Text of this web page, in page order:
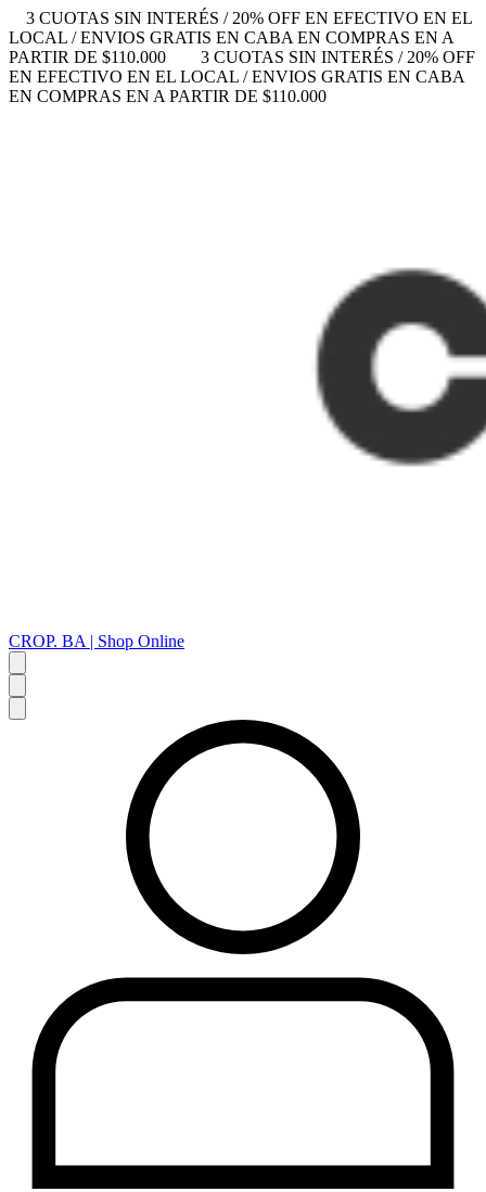
3 CUOTAS SIN INTERÉS / 20% OFF EN EFECTIVO EN EL
LOCAL / ENVIOS GRATIS EN CABA EN COMPRAS EN A
PARTIR DE $110.000
3 CUOTAS SIN INTERÉS / 20% OFF
EN EFECTIVO EN EL LOCAL / ENVIOS GRATIS EN CABA
EN COMPRAS EN A PARTIR DE $110.000
CROP. BA | Shop Online